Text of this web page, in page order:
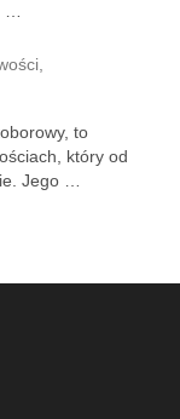
to
który od
Jego …